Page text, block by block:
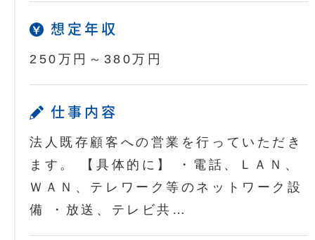
想定年収
250万円～380万円
仕事内容
法人既存顧客への営業を行っていただき
ます。 【具体的に】 ・電話、ＬＡＮ、
ＷＡＮ、テレワーク等のネットワーク設
備 ・放送、テレビ共…